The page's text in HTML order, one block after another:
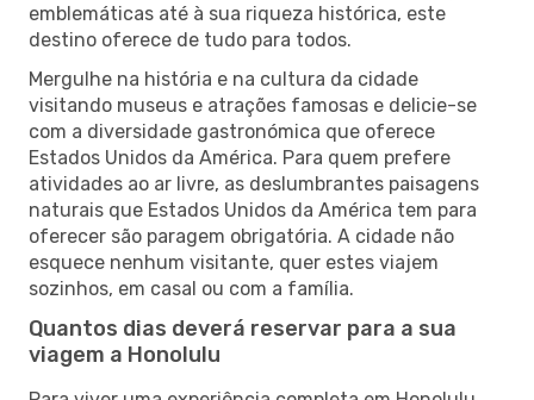
emblemáticas até à sua riqueza histórica, este
destino oferece de tudo para todos.
Mergulhe na história e na cultura da cidade
visitando museus e atrações famosas e delicie-se
com a diversidade gastronómica que oferece
Estados Unidos da América. Para quem prefere
atividades ao ar livre, as deslumbrantes paisagens
naturais que Estados Unidos da América tem para
oferecer são paragem obrigatória. A cidade não
esquece nenhum visitante, quer estes viajem
sozinhos, em casal ou com a família.
Quantos dias deverá reservar para a sua
viagem a Honolulu